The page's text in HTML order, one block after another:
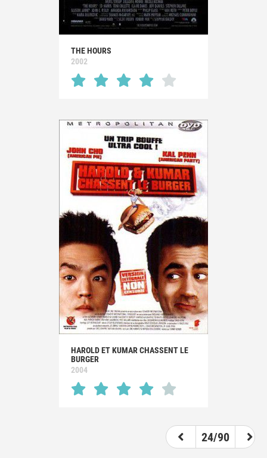
THE HOURS
2002
HAROLD ET KUMAR CHASSENT LE
BURGER
2004
24/90